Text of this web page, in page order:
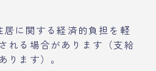
居に関する経済的負担を軽
れる場合があります（支給
ります）。